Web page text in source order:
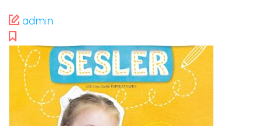
admin